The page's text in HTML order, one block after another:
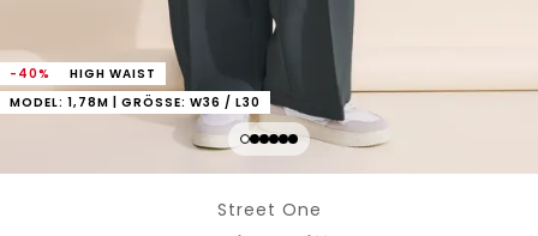
-40%
HIGH WAIST
MODEL: 1,78M | GRÖSSE: W36 / L30
Street One